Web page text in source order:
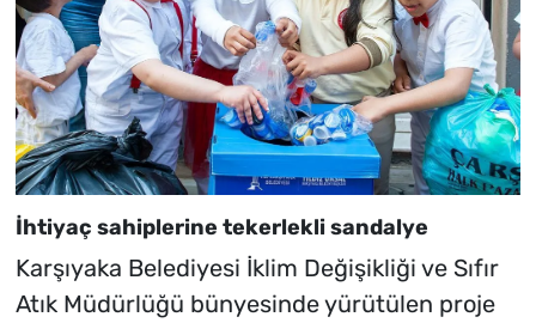
İhtiyaç sahiplerine tekerlekli sandalye
Karşıyaka Belediyesi İklim Değişikliği ve Sıfır
Atık Müdürlüğü bünyesinde yürütülen proje